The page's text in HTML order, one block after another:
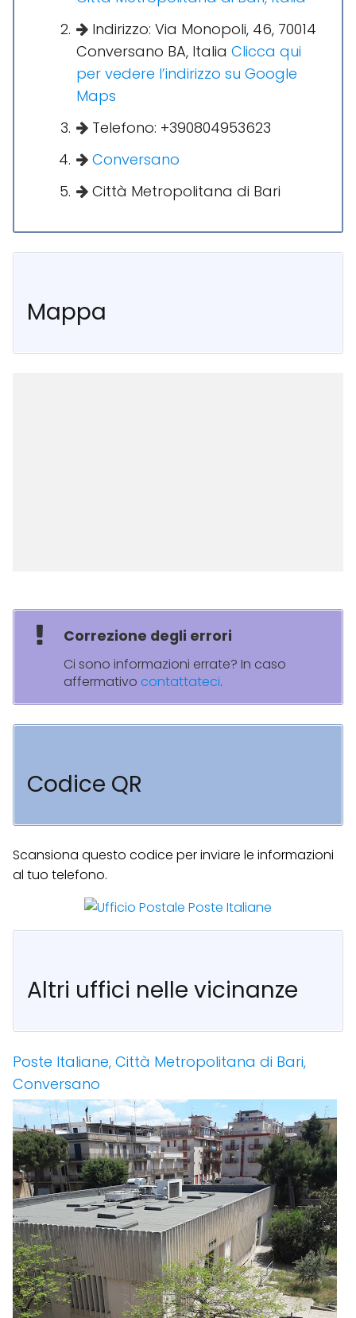
Indirizzo: Via Monopoli, 46, 70014
Conversano BA, Italia Clicca qui
per vedere l’indirizzo su Google
Maps
Telefono: +390804953623
Conversano
Città Metropolitana di Bari
Mappa
Correzione degli errori
Ci sono informazioni errate? In caso
affermativo contattateci.
Codice QR
Scansiona questo codice per inviare le informazioni
al tuo telefono.
Altri uffici nelle vicinanze
Poste Italiane, Città Metropolitana di Bari,
Conversano